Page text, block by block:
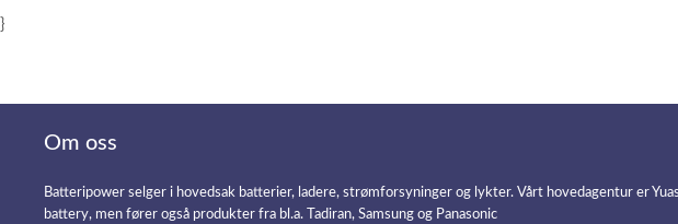
}
Om oss
Batteripower selger i hovedsak batterier, ladere, strømforsyninger og lykter. Vårt hovedagentur er
battery, men fører også produkter fra bl.a. Tadiran, Samsung og Panasonic